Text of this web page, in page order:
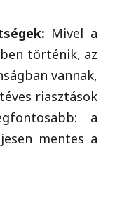
Mivel a
történik, az
vannak,
riasztások
a
mentes a